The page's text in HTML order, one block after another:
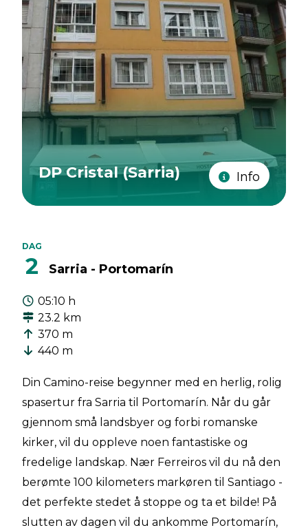
DP Cristal (Sarria) Info
DAG
2 Sarria - Portomarín
05:10 h
23.2 km
370 m
440 m
Din Camino-reise begynner med en herlig, rolig
spasertur fra Sarria til Portomarín. Når du går
gjennom små landsbyer og forbi romanske
kirker, vil du oppleve noen fantastiske og
fredelige landskap. Nær Ferreiros vil du nå den
berømte 100 kilometers markøren til Santiago -
det perfekte stedet å stoppe og ta et bilde! På
slutten av dagen vil du ankomme Portomarín,